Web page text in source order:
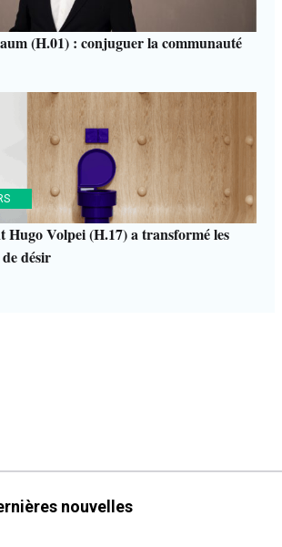
(H.01) : conjuguer la communauté
Hugo Volpei (H.17) a transformé les
désir
nouvelles